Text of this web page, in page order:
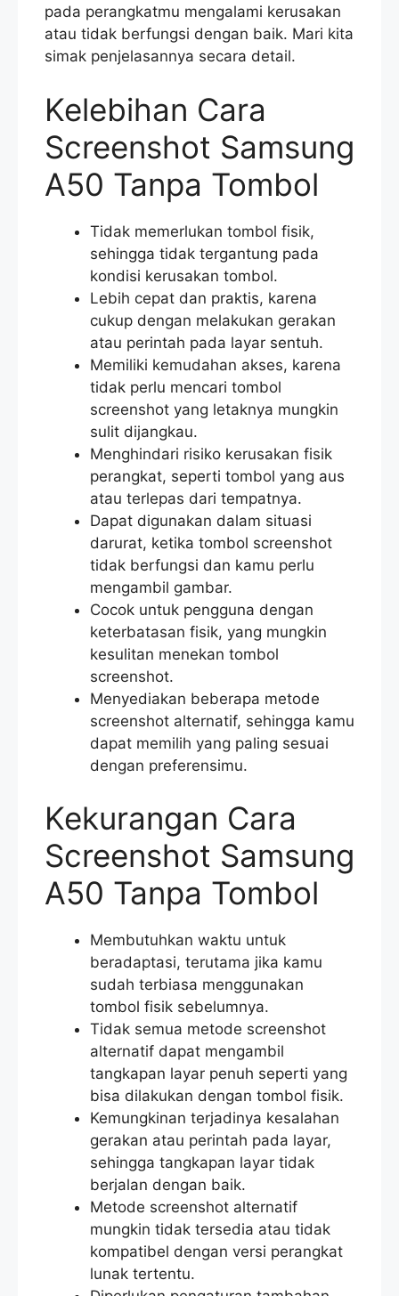
pada perangkatmu mengalami kerusakan
atau tidak berfungsi dengan baik. Mari kita
simak penjelasannya secara detail.
Kelebihan Cara
Screenshot Samsung
A50 Tanpa Tombol
Tidak memerlukan tombol fisik,
sehingga tidak tergantung pada
kondisi kerusakan tombol.
Lebih cepat dan praktis, karena
cukup dengan melakukan gerakan
atau perintah pada layar sentuh.
Memiliki kemudahan akses, karena
tidak perlu mencari tombol
screenshot yang letaknya mungkin
sulit dijangkau.
Menghindari risiko kerusakan fisik
perangkat, seperti tombol yang aus
atau terlepas dari tempatnya.
Dapat digunakan dalam situasi
darurat, ketika tombol screenshot
tidak berfungsi dan kamu perlu
mengambil gambar.
Cocok untuk pengguna dengan
keterbatasan fisik, yang mungkin
kesulitan menekan tombol
screenshot.
Menyediakan beberapa metode
screenshot alternatif, sehingga kamu
dapat memilih yang paling sesuai
dengan preferensimu.
Kekurangan Cara
Screenshot Samsung
A50 Tanpa Tombol
Membutuhkan waktu untuk
beradaptasi, terutama jika kamu
sudah terbiasa menggunakan
tombol fisik sebelumnya.
Tidak semua metode screenshot
alternatif dapat mengambil
tangkapan layar penuh seperti yang
bisa dilakukan dengan tombol fisik.
Kemungkinan terjadinya kesalahan
gerakan atau perintah pada layar,
sehingga tangkapan layar tidak
berjalan dengan baik.
Metode screenshot alternatif
mungkin tidak tersedia atau tidak
kompatibel dengan versi perangkat
lunak tertentu.